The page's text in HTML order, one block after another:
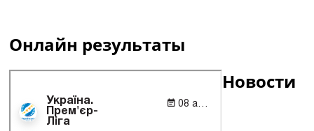
Онлайн результаты
Новости